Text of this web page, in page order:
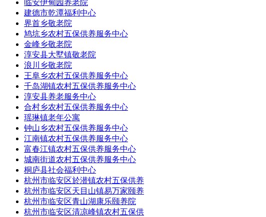
临安伊甸园养老院
建德市乾潭福利中心
界首乡敬老院
鸠坑乡农村五保供养服务中心
金峰乡敬老院
淳安县大墅镇敬老院
浪川乡敬老院
王阜乡农村五保供养服务中心
千岛湖镇农村五保供养服务中心
淳安县养老服务中心
合村乡农村五保供养服务中心
瑶琳镇老年公寓
钟山乡农村五保供养服务中心
江南镇农村五保供养服务中心
富春江镇农村五保供养服务中心
城南街道农村五保供养服务中心
桐庐县社会福利中心
杭州市临安区於潜镇农村五保供养
杭州市临安区天目山镇易万家颐养
杭州市临安区青山湖康乐颐养院
杭州市临安区清凉峰镇农村五保供